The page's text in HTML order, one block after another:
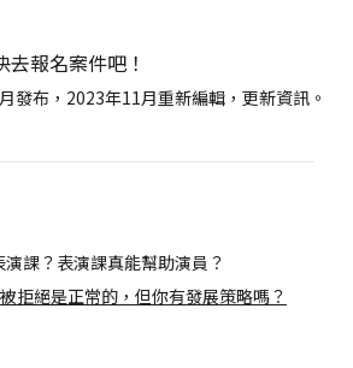
報名案件吧！
發布，2023年11月重新編輯，更新資訊。
課？表演課真能幫助演員？
拒絕是正常的，但你有發展策略嗎？